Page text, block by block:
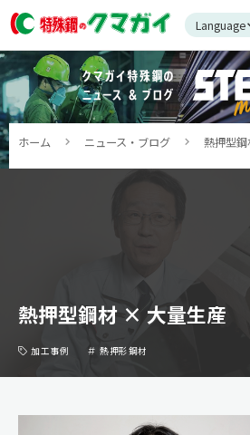
Language
ホーム ニュース・ブログ 熱押型
熱押型鋼材 × 大量生産
加工事例 熱押形鋼材